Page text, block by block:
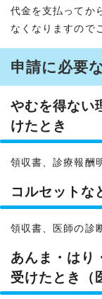
代金を支払ってか
なくなりますので
申請に必要
やむを得ない
けたとき
領収書、診療報酬
コルセットな
領収書、医師の診
あんま・はり
受けたとき（